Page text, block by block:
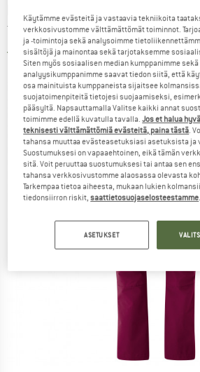
MAIER SPORTS
Women's
Trekkinghousut
3,0(1)
Käytämme evästeitä ja vastaavia tekniikoita
verkkosivustomme välttämättömät toiminnot.
ja -toimintoja sekä analysoimme
sisältöjä ja mainontaa sekä tarjotaksemme
Siten myös sosiaalisen median kumppanimme sekä
analyysikumppanimme saavat tiedon siitä, että
osa mainituista kumppaneista sijaitsee
suojatoimenpiteitä tietojesi suojaamiseksi,
pääsyltä. Napsauttamalla Valitse kaikki annat
toimimme edellä kuvatulla tavalla.Jos et halua
teknisesti välttämättömiä evästeitä, paina tästä.
tahansa muuttaa evästeasetuksiasi asetuksista
Suostumuksesi on vapaaehtoinen, eikä tämän
sitä. Voit peruuttaa suostumuksesi tai antaa sen
tahansa verkkosivustomme alaosassa olevasta
Tarkempaa tietoa aiheesta, mukaan lukien
tiedonsiirron riskit,saattietosuojaselosteestamme.
ASETUKSET